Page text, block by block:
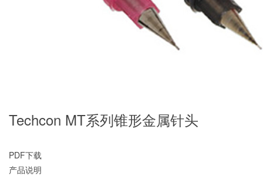
Techcon MT系列锥形金属针头
PDF下载
产品说明